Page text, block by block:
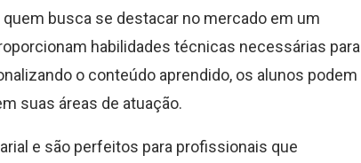
busca se destacar no mercado em um
habilidades técnicas necessárias para
o conteúdo aprendido, os alunos podem
suas áreas de atuação.
e são perfeitos para profissionais que